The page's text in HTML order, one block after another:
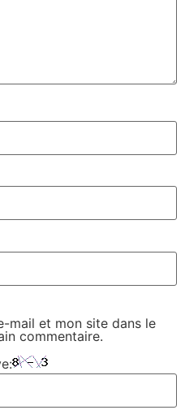
mail et mon site dans le
commentaire.